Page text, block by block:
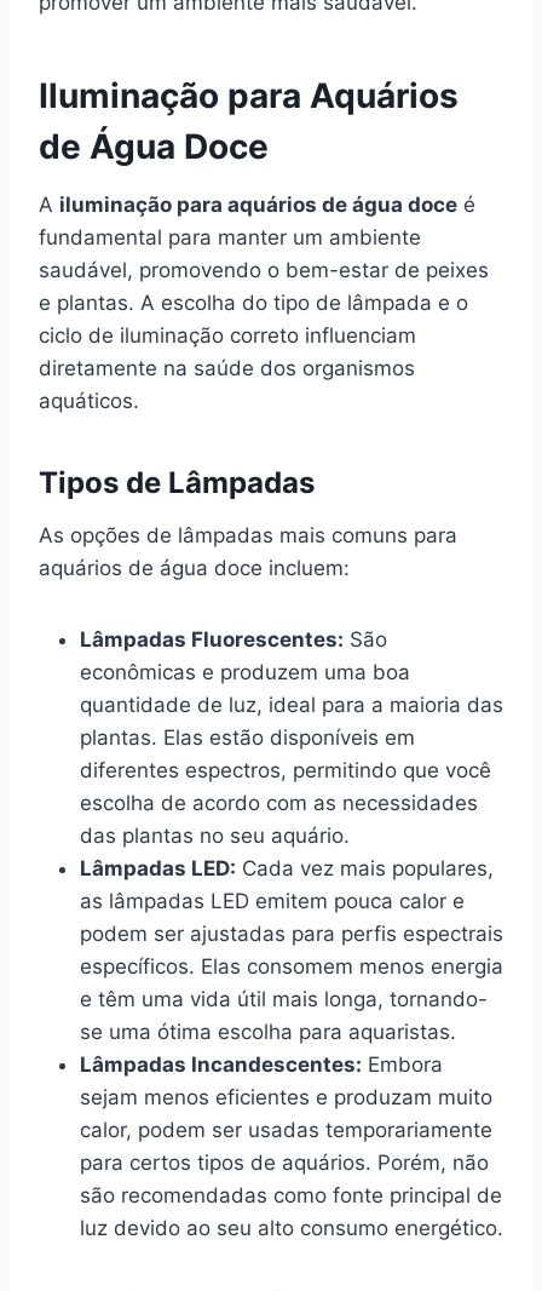
Iluminação para Aquários
de Água Doce
A iluminação para aquários de água doce é
fundamental para manter um ambiente
saudável, promovendo o bem-estar de peixes
e plantas. A escolha do tipo de lâmpada e o
ciclo de iluminação correto influenciam
diretamente na saúde dos organismos
aquáticos.
Tipos de Lâmpadas
As opções de lâmpadas mais comuns para
aquários de água doce incluem:
Lâmpadas Fluorescentes: São
econômicas e produzem uma boa
quantidade de luz, ideal para a maioria das
plantas. Elas estão disponíveis em
diferentes espectros, permitindo que você
escolha de acordo com as necessidades
das plantas no seu aquário.
Lâmpadas LED: Cada vez mais populares,
as lâmpadas LED emitem pouca calor e
podem ser ajustadas para perfis espectrais
específicos. Elas consomem menos energia
e têm uma vida útil mais longa, tornando-
se uma ótima escolha para aquaristas.
Lâmpadas Incandescentes: Embora
sejam menos eficientes e produzam muito
calor, podem ser usadas temporariamente
para certos tipos de aquários. Porém, não
são recomendadas como fonte principal de
luz devido ao seu alto consumo energético.